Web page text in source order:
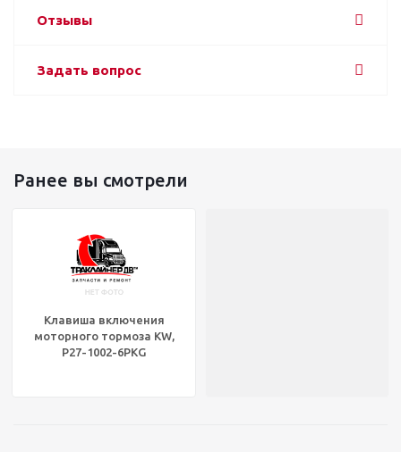
Отзывы
Задать вопрос
Ранее вы смотрели
Клавиша включения
моторного тормоза KW,
P27-1002-6PKG